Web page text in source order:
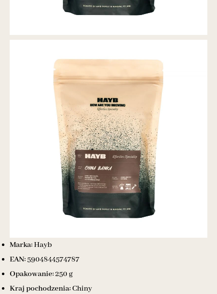
Marka:Hayb
EAN:5904844574787
Opakowanie:250 g
Kraj pochodzenia:Chiny